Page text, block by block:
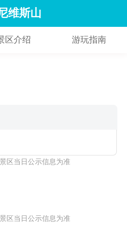
维斯山
区介绍 游玩指南
区当日公示信息为准
区当日公示信息为准